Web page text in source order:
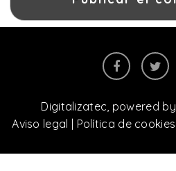
Digitalizatec , powered by
Aviso legal | Política de cookies